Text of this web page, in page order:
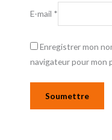
E-mail *
Enregistrer mon
navigateur pour mon